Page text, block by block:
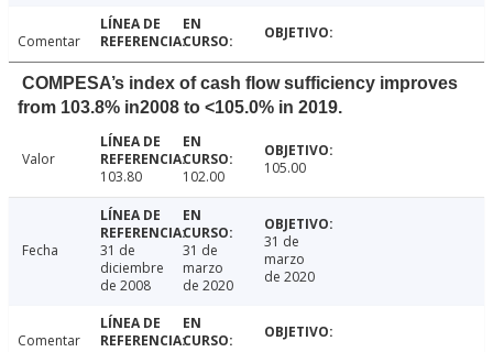
Comentar
COMPESA’s index of cash flow sufficiency improves
from 103.8% in2008 to <105.0% in 2019.
Valor
103.80
102.00 105.00
Fecha
31 de
diciembre
de 2008
31 de
marzo
de 2020
31 de
marzo
de 2020
Comentar